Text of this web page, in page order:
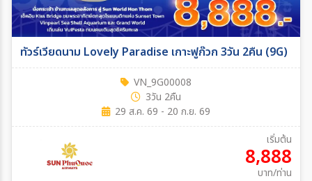
ทัวร์เวียดนาม Lovely Paradise เกาะฟูก๊วก 3วัน 2คืน (9G)
VN_9G00008
3วัน 2คืน
29 ส.ค. 69 - 20 ก.ย. 69
เริ่มต้น
8,888
บาท/ท่าน